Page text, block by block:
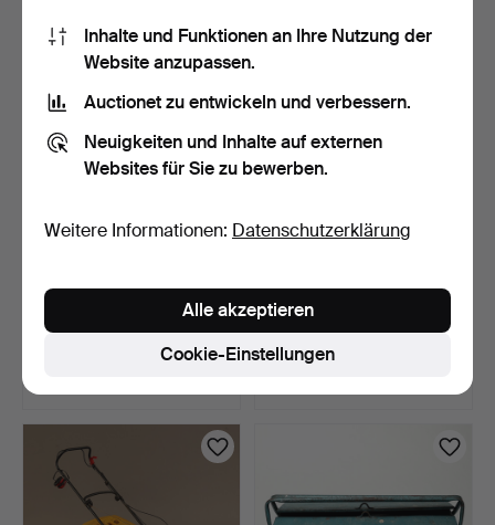
ÄXTE 6 Stk., eine
gestempelt Hb. Sandvik u…
6 Tage
FLASCHENÖFFNER,
GRIFF AUS GRÜNEM
ACHAT, PO…
6 Tage
Schätzwert
Inhalte und Funktionen an Ihre Nutzung der
Website anzupassen.
Auctionet zu entwickeln und verbessern.
Neuigkeiten und Inhalte auf externen
Websites für Sie zu bewerben.
Weitere Informationen: Datenschutzerklärung
Cookie-Einstellungen
Alle akzeptieren